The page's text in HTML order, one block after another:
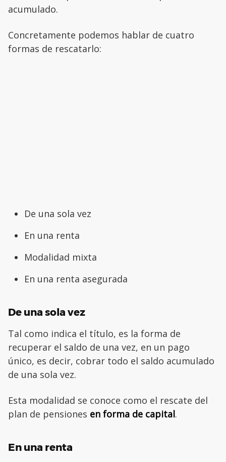
acumulado.
Concretamente podemos hablar de cuatro
formas de rescatarlo:
De una sola vez
En una renta
Modalidad mixta
En una renta asegurada
De una sola vez
Tal como indica el título, es la forma de
recuperar el saldo de una vez, en un pago
único, es decir, cobrar todo el saldo acumulado
de una sola vez.
Esta modalidad se conoce como el rescate del
plan de pensiones en forma de capital.
En una renta